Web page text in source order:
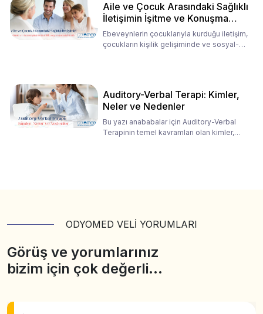
Aile ve Çocuk Arasındaki Sağlıklı
İletişimin İşitme ve Konuşma
Rehabilitasyonundaki Rolü
Ebeveynlerin çocuklarıyla kurduğu iletişim,
çocukların kişilik gelişiminde ve sosyal-
Auditory-Verbal Terapi: Kimler,
Neler ve Nedenler
Bu yazı anababalar için Auditory-Verbal
Terapinin temel kavramları olan kimler,
ODYOMED VELİ YORUMLARI
Görüş ve yorumlarınız
bizim için çok değerli…